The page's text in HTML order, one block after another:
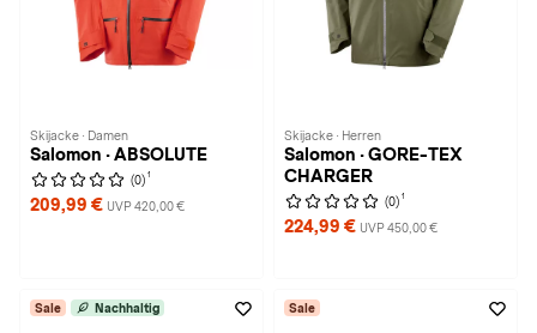
Skijacke · Damen
Salomon · ABSOLUTE
(0) 1
209,99 € UVP 420,00 €
Skijacke · Herren
Salomon · GORE-TEX
CHARGER
(0) 1
224,99 € UVP 450,00 €
Sale Nachhaltig Sale